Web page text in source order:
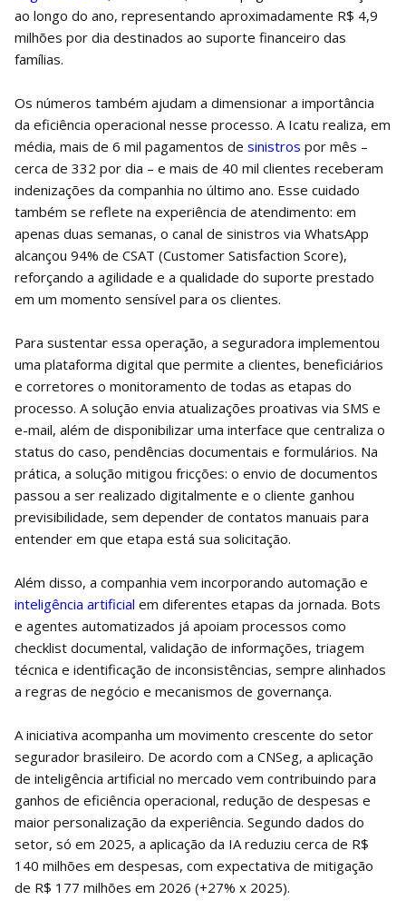
ao longo do ano, representando aproximadamente R$ 4,9
milhões por dia destinados ao suporte financeiro das
famílias.
Os números também ajudam a dimensionar a importância
da eficiência operacional nesse processo. A Icatu realiza, em
média, mais de 6 mil pagamentos de sinistros por mês –
cerca de 332 por dia – e mais de 40 mil clientes receberam
indenizações da companhia no último ano. Esse cuidado
também se reflete na experiência de atendimento: em
apenas duas semanas, o canal de sinistros via WhatsApp
alcançou 94% de CSAT (Customer Satisfaction Score),
reforçando a agilidade e a qualidade do suporte prestado
em um momento sensível para os clientes.
Para sustentar essa operação, a seguradora implementou
uma plataforma digital que permite a clientes, beneficiários
e corretores o monitoramento de todas as etapas do
processo. A solução envia atualizações proativas via SMS e
e-mail, além de disponibilizar uma interface que centraliza o
status do caso, pendências documentais e formulários. Na
prática, a solução mitigou fricções: o envio de documentos
passou a ser realizado digitalmente e o cliente ganhou
previsibilidade, sem depender de contatos manuais para
entender em que etapa está sua solicitação.
Além disso, a companhia vem incorporando automação e
inteligência artificial em diferentes etapas da jornada. Bots
e agentes automatizados já apoiam processos como
checklist documental, validação de informações, triagem
técnica e identificação de inconsistências, sempre alinhados
a regras de negócio e mecanismos de governança.
A iniciativa acompanha um movimento crescente do setor
segurador brasileiro. De acordo com a CNSeg, a aplicação
de inteligência artificial no mercado vem contribuindo para
ganhos de eficiência operacional, redução de despesas e
maior personalização da experiência. Segundo dados do
setor, só em 2025, a aplicação da IA reduziu cerca de R$
140 milhões em despesas, com expectativa de mitigação
de R$ 177 milhões em 2026 (+27% x 2025).